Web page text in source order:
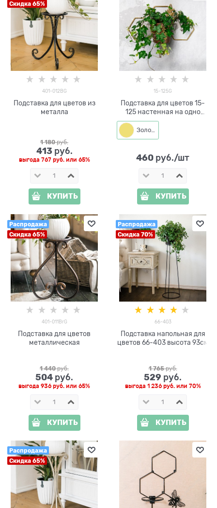
Скидка 65%
401-012BG
Подставка для цветов из
металла
1 180 руб.
413 руб.
выгода 767 руб.или 65%
КУПИТЬ
15-125G
Подставка для цветов 15-
125 настенная на одно
кашпо d=14см
Золото
460 руб./шт
КУПИТЬ
Распродажа
Скидка 65%
401-011BrG
Подставка для цветов
металлическая
1 440 руб.
504 руб.
выгода 936 руб. или 65%
КУПИТЬ
Распродажа
Скидка 70%
66-403
Подставка напольная для
цветов 66-403 высота 93см
1 765 руб.
529 руб.
выгода 1 236 руб.или 70%
КУПИТЬ
Распродажа
Скидка 65%